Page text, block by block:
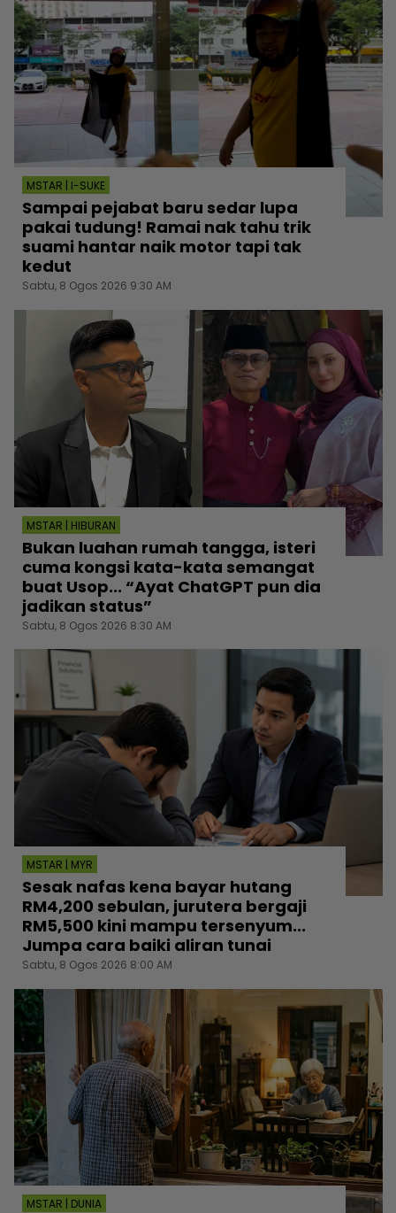
MSTAR | I-SUKE
Sampai pejabat baru sedar lupa
pakai tudung! Ramai nak tahu trik
suami hantar naik motor tapi tak
kedut
Sabtu, 8 Ogos 2026 9:30 AM
MSTAR | HIBURAN
Bukan luahan rumah tangga, isteri
cuma kongsi kata-kata semangat
buat Usop... “Ayat ChatGPT pun dia
jadikan status”
Sabtu, 8 Ogos 2026 8:30 AM
MSTAR | MYR
Sesak nafas kena bayar hutang
RM4,200 sebulan, jurutera bergaji
RM5,500 kini mampu tersenyum...
Jumpa cara baiki aliran tunai
Sabtu, 8 Ogos 2026 8:00 AM
MSTAR | DUNIA